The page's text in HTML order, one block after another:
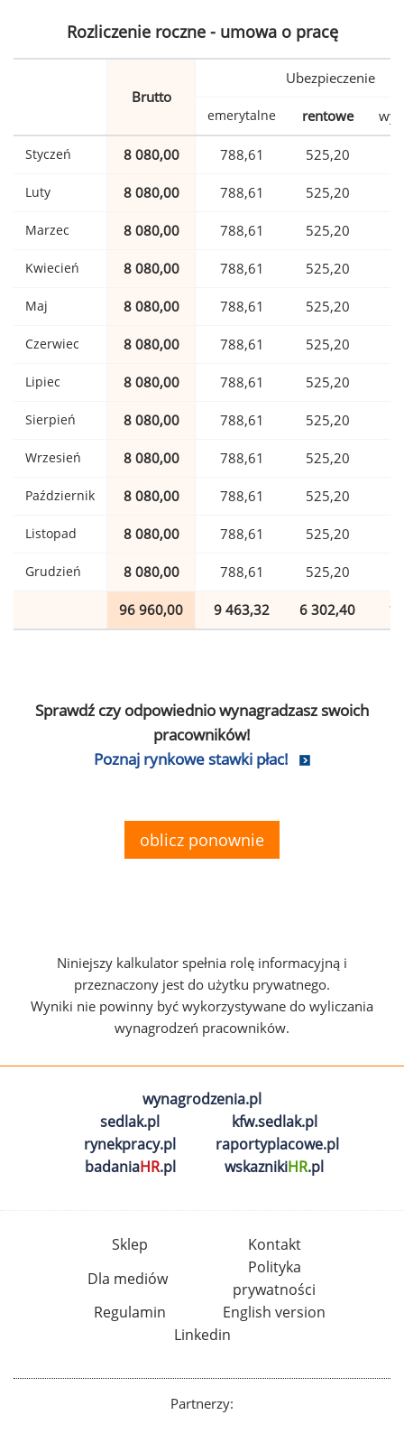
Rozliczenie roczne - umowa o pracę
Brutto
Ubezpieczenie
emerytalne rentowe
Styczeń 8 080,00 788,61 525,20
Luty 8 080,00 788,61 525,20
Marzec 8 080,00 788,61 525,20
Kwiecień 8 080,00 788,61 525,20
Maj 8 080,00 788,61 525,20
Czerwiec 8 080,00 788,61 525,20
Lipiec 8 080,00 788,61 525,20
Sierpień 8 080,00 788,61 525,20
Wrzesień 8 080,00 788,61 525,20
Październik 8 080,00 788,61 525,20
Listopad 8 080,00 788,61 525,20
Grudzień 8 080,00 788,61 525,20
96 960,00 9 463,32 6 302,40 1
Sprawdź czy odpowiednio wynagradzasz swoich
pracowników!
Poznaj rynkowe stawki płac!
oblicz ponownie
Niniejszy kalkulator spełnia rolę informacyjną i
przeznaczony jest do użytku prywatnego.
Wyniki nie powinny być wykorzystywane do wyliczania
wynagrodzeń pracowników.
wynagrodzenia.pl
sedlak.pl
kfw.sedlak.pl
rynekpracy.pl
raportyplacowe.pl
badaniaHR.pl wskaznikiHR.pl
Sklep
Kontakt
Dla mediów
Polityka
prywatności
Regulamin
English version
Linkedin
Partnerzy: